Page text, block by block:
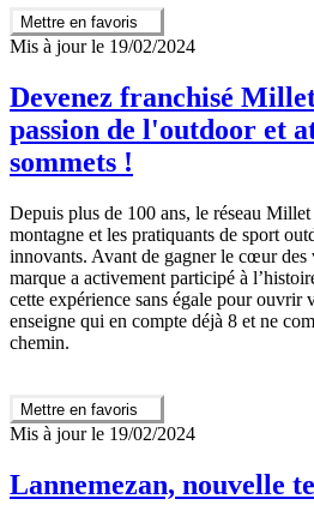
Mettre en favoris
Mis à jour le 19/02/2024
Devenez franchisé
passion de l'outdoor et
sommets !
Depuis plus de 100 ans, le réseau
montagne et les pratiquants de sport
innovants. Avant de gagner le cœur des
marque a activement participé à
cette expérience sans égale pour ouvrir
enseigne qui en compte déjà 8 et ne
chemin.
Mettre en favoris
Mis à jour le 19/02/2024
Lannemezan, nouvelle